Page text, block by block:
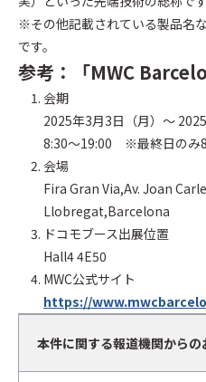
※その他記載されている製品名
です。
参考：「MWC
会期
2025年3月3日（月）～
8:30～19:00 ※最終日のみ
会場
Fira Gran Via,Av. Joan
Llobregat,Barcelona
ドコモブース出展位置
Hall4 4E50
MWC公式サイト
https://
本件に関する報道機関から